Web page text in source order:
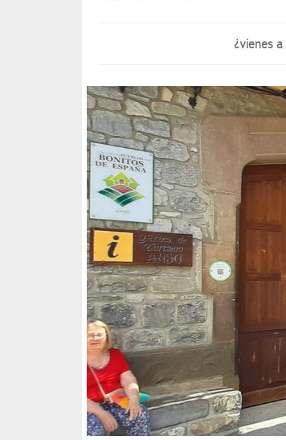
¿vienes a